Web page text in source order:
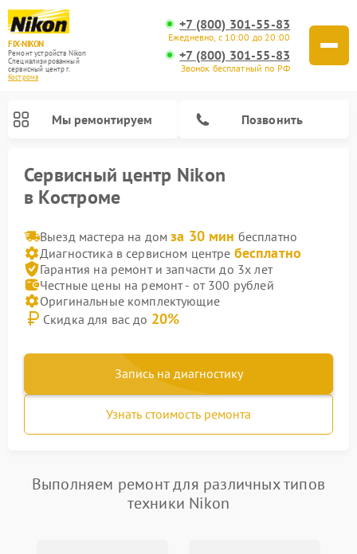
FIX-NIKON
Ремонт устройств Nikon
Специализированный
cервисный центр г.
Кострома
+7 (800) 301-55-83
Ежедневно, с 10:00 до 20:00
+7 (800) 301-55-83
Звонок бесплатный по РФ
Мы ремонтируем Позвонить
Сервисный центр Nikon
в Костроме
Выезд мастера на домза 30 мин бесплатно
Диагностика в сервисном центре бесплатно
Гарантия на ремонт и запчасти до 3х лет
Честные цены на ремонт - от 300 рублей
Оригинальные комплектующие
Скидка для вас до 20%
Запись на диагностику
Узнать стоимость ремонта
Выполняем ремонт для различных типов
техники Nikon